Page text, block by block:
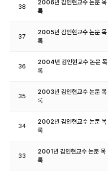
38
2006년 김인현교수 논문 목
록
37
2005년 김인현교수 논문 목
록
36
2004년 김인현교수 논문 목
록
35
2003년 김인현교수 논문 목
록
34
2002년 김인현교수 논문 목
록
33
2001년 김인현교수 논문 목
록